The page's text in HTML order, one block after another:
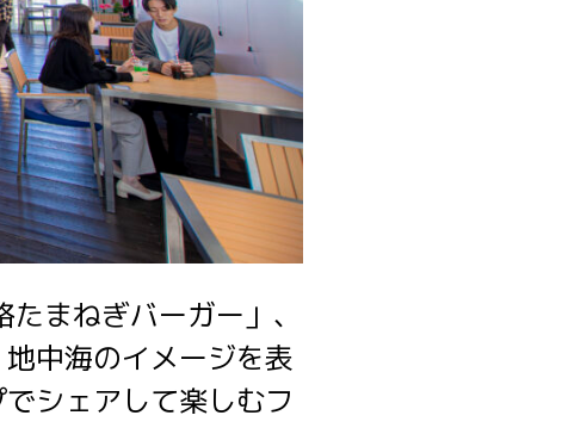
まねぎバーガー」、
中海のイメージを表
シェアして楽しむフ